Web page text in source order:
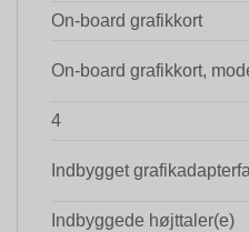
On-board grafikkort
On-board grafikkort,
4
Indbygget
Indbyggede højttaler(e)